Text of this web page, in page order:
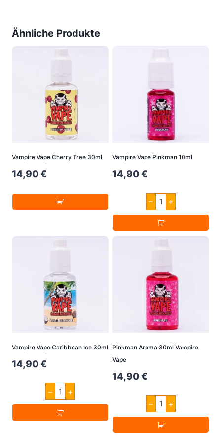
Ähnliche Produkte
Vampire Vape Cherry Tree 30ml
14,90€
Vampire Vape Pinkman 10ml
14,90€
–
Vampire
Vape
Pinkman
10ml
Menge
+
Vampire Vape Caribbean Ice 30ml
14,90€
–
Vampire
Vape
Caribbean
Ice
30ml
+
Pinkman Aroma 30ml Vampire
Vape
14,90€
–
Pinkman
Aroma
30ml
Vampire
Vape
+